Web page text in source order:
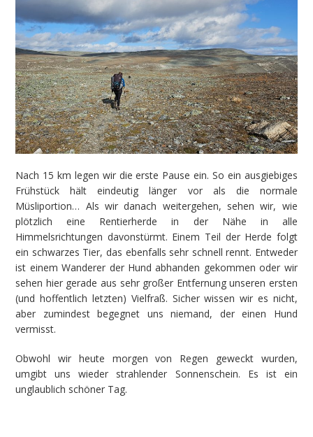
Nach 15 km legen wir die erste Pause ein. So ein ausgiebiges
Frühstück hält eindeutig länger vor als die normale
Müsliportion… Als wir danach weitergehen, sehen wir, wie
plötzlich eine Rentierherde in der Nähe in alle
Himmelsrichtungen davonstürmt. Einem Teil der Herde folgt
ein schwarzes Tier, das ebenfalls sehr schnell rennt. Entweder
ist einem Wanderer der Hund abhanden gekommen oder wir
sehen hier gerade aus sehr großer Entfernung unseren ersten
(und hoffentlich letzten) Vielfraß. Sicher wissen wir es nicht,
aber zumindest begegnet uns niemand, der einen Hund
vermisst.
Obwohl wir heute morgen von Regen geweckt wurden,
umgibt uns wieder strahlender Sonnenschein. Es ist ein
unglaublich schöner Tag.